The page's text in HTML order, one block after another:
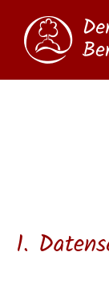
Inhalt
springen
1.